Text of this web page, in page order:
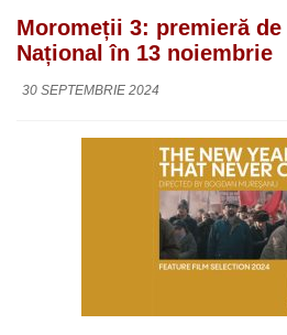
Moromeții 3: premieră de
Național în 13 noiembrie
30 SEPTEMBRIE 2024